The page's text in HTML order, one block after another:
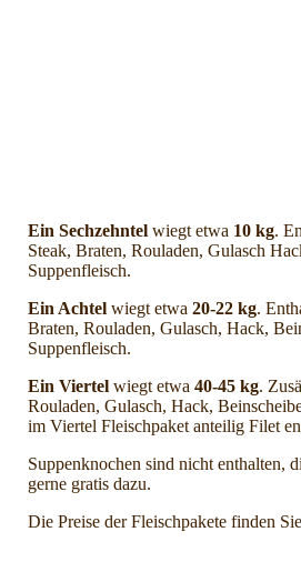
Ein Sechzehntel wiegt etwa 10 kg.
Steak, Braten, Rouladen, Gulasch
Suppenfleisch.
Ein Achtel wiegt etwa 20-22 kg.
Braten, Rouladen, Gulasch, Hack,
Suppenfleisch.
Ein Viertel wiegt etwa 40-45 kg.
Rouladen, Gulasch, Hack,
im Viertel Fleischpaket anteilig Filet
Suppenknochen sind nicht enthalten,
gerne gratis dazu.
Die Preise der Fleischpakete finden